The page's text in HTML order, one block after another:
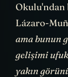
Okulu'ndan
Lázaro-
ama bunun
gelişimi
yakın